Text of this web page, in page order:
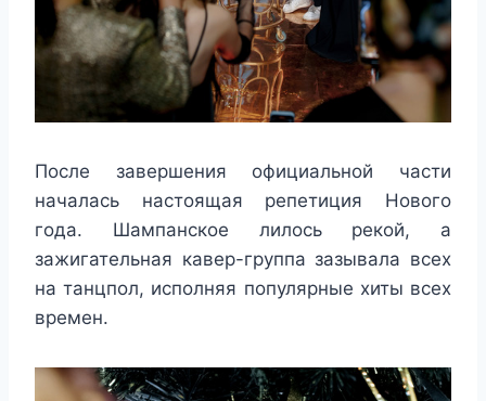
После завершения официальной части
началась настоящая репетиция Нового
года. Шампанское лилось рекой, а
зажигательная кавер-группа зазывала всех
на танцпол, исполняя популярные хиты всех
времен.